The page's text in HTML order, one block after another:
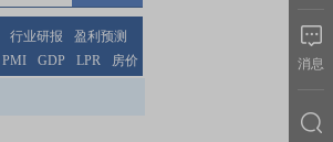
行业研报
盈利预测
PMI GDP LPR 房价 消息